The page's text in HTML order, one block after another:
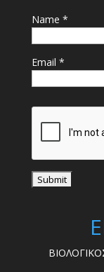
Name *
Email *